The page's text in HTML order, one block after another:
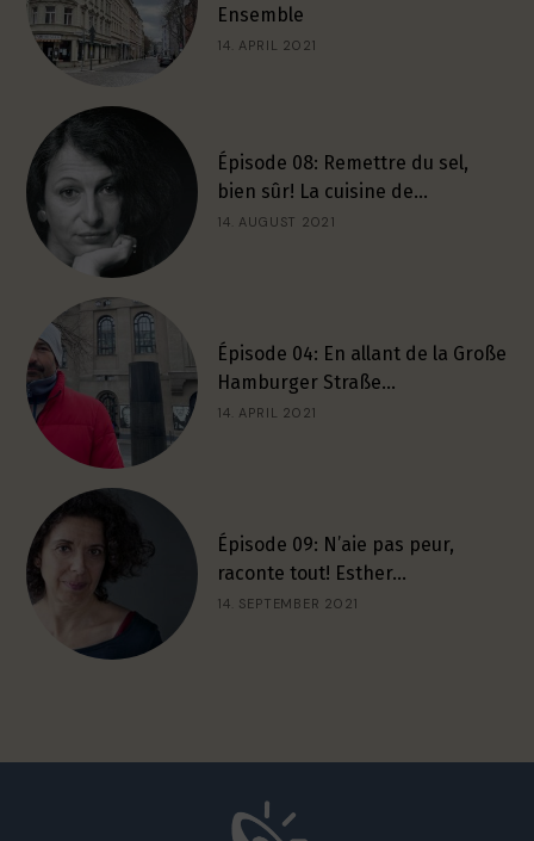
Ensemble
14. APRIL 2021
Épisode 08: Remettre du sel,
bien sûr! La cuisine de…
14. AUGUST 2021
Épisode 04: En allant de la Große
Hamburger Straße…
14. APRIL 2021
Épisode 09: N’aie pas peur,
raconte tout! Esther…
14. SEPTEMBER 2021